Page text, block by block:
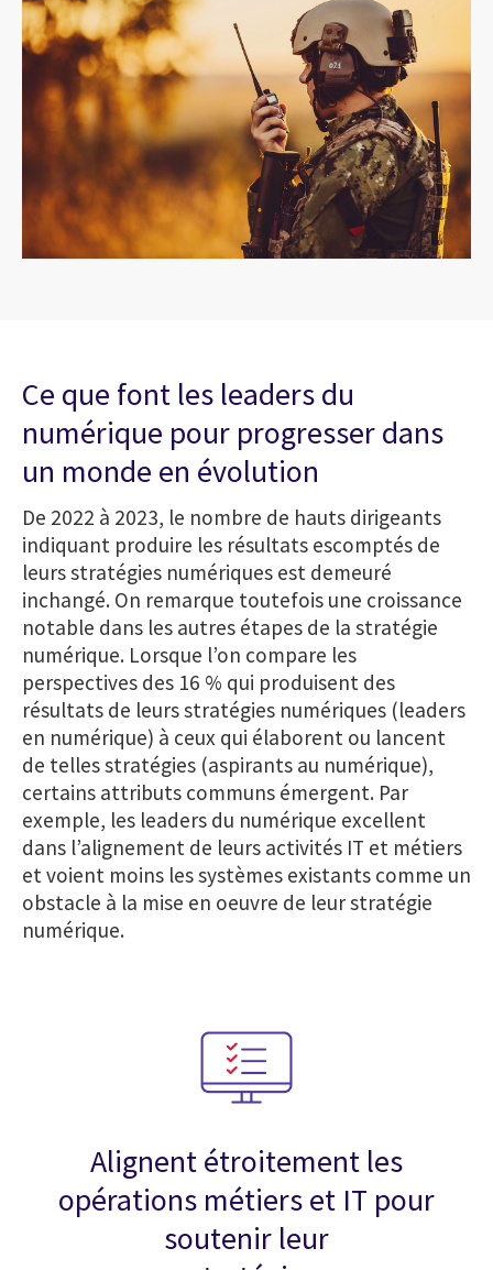
Ce que font les leaders du
numérique pour progresser dans
un monde en évolution
De 2022 à 2023, le nombre de hauts dirigeants
indiquant produire les résultats escomptés de
leurs stratégies numériques est demeuré
inchangé. On remarque toutefois une croissance
notable dans les autres étapes de la stratégie
numérique. Lorsque l’on compare les
perspectives des 16 % qui produisent des
résultats de leurs stratégies numériques (leaders
en numérique) à ceux qui élaborent ou lancent
de telles stratégies (aspirants au numérique),
certains attributs communs émergent. Par
exemple, les leaders du numérique excellent
dans l’alignement de leurs activités IT et métiers
et voient moins les systèmes existants comme un
obstacle à la mise en oeuvre de leur stratégie
numérique.
Alignent étroitement les
opérations métiers et IT pour
soutenir leur